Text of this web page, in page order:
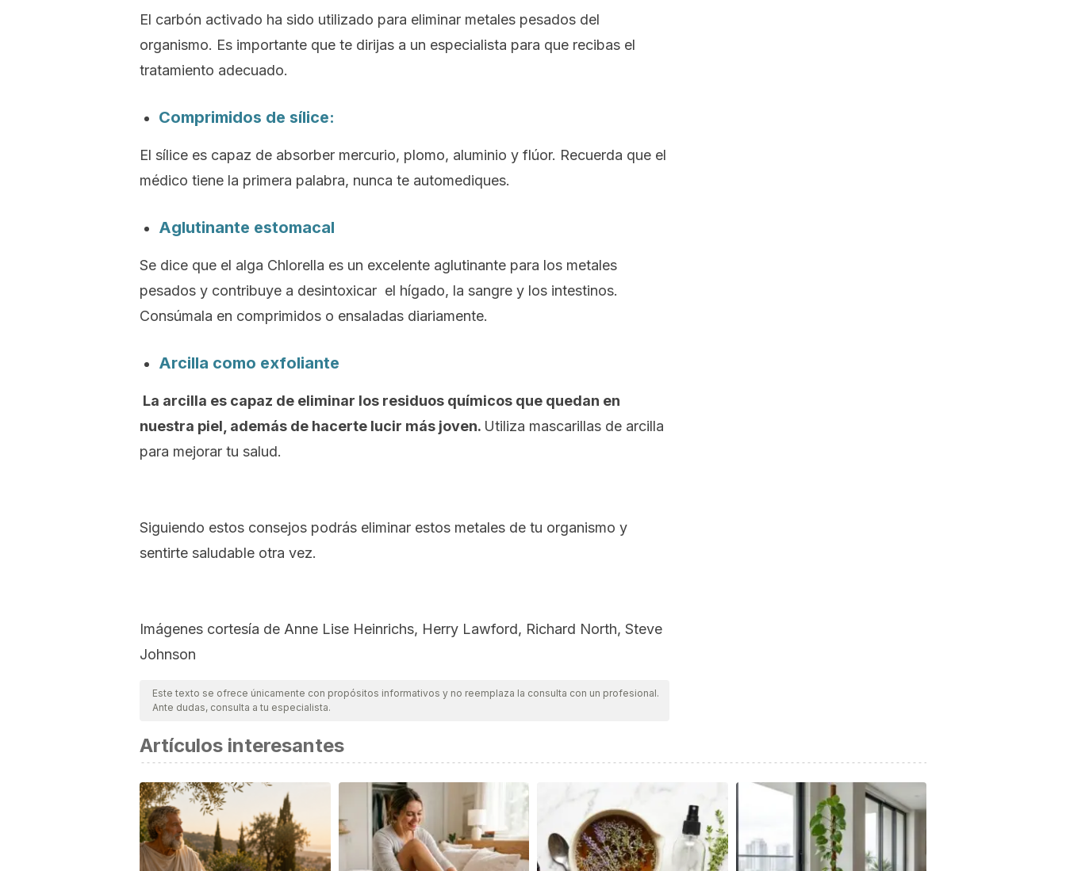
El carbón activado ha sido utilizado para eliminar metales pesados del
organismo. Es importante que te dirijas a un especialista para que recibas el
tratamiento adecuado.
Comprimidos de sílice:
El sílice es capaz de absorber mercurio, plomo, aluminio y flúor. Recuerda que el
médico tiene la primera palabra, nunca te automediques.
Aglutinante estomacal
Se dice que el alga Chlorella es un excelente aglutinante para los metales
pesados y contribuye a desintoxicar el hígado, la sangre y los intestinos.
Consúmala en comprimidos o ensaladas diariamente.
Arcilla como exfoliante
La arcilla es capaz de eliminar los residuos químicos que quedan en
nuestra piel, además de hacerte lucir más joven. Utiliza mascarillas de arcilla
para mejorar tu salud.
Siguiendo estos consejos podrás eliminar estos metales de tu organismo y
sentirte saludable otra vez.
Imágenes cortesía de Anne Lise Heinrichs, Herry Lawford, Richard North, Steve
Johnson
Este texto se ofrece únicamente con propósitos informativos y no reemplaza la consulta con un profesional.
Ante dudas, consulta a tu especialista.
Artículos interesantes